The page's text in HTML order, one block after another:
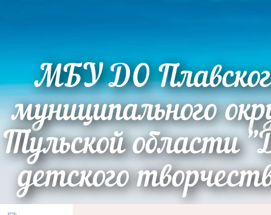
МБУ ДО
муниципального
Тульской области
детского